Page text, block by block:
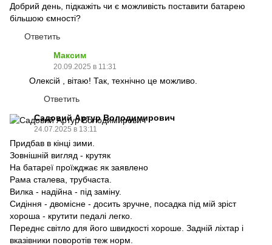
Добрий день, підкажіть чи є можливість поставити батарею
більшою ємності?
Ответить
Максим
20.09.2025 в 11:31
Олексій , вітаю! Так, технічно це можливо.
Ответить
Садовий Артур Володимирович
24.07.2025 в 13:11
Придбав в кінці зими.
Зовнішній вигляд - крутяк
На батареї проїжджає як заявлено
Рама сталева, трубчаста.
Вилка - надійна - під заміну.
Сидіння - двомісне - досить зручне, посадка під мій зріст
хороша - крутити педалі легко.
Переднє світло для його швидкості хороше. Задній ліхтар і
вказівники поворотів теж норм.